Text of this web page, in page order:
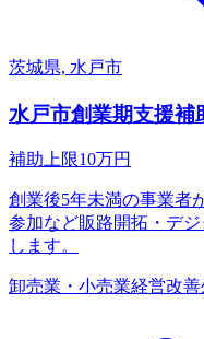
茨城県, 水戸市
水戸市創業期支援補
補助上限10万円
創業後5年未満の事業者
参加など販路開拓・デ
します。
卸売業・小売業経営改善